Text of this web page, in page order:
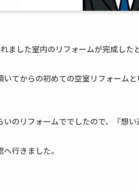
ました室内のリフォームが完成した
てからの初めての空室リフォーム
いのリフォームででしたので、『想
行きました。